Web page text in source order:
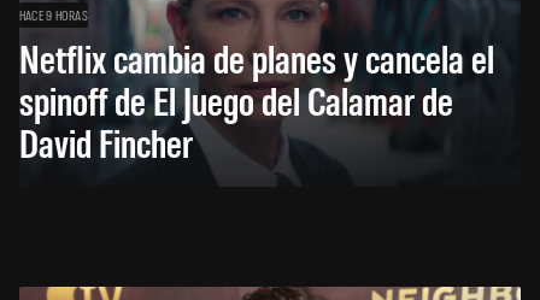
HACE 9 HORAS
Netflix cambia de planes y cancela el
spinoff de El Juego del Calamar de
David Fincher